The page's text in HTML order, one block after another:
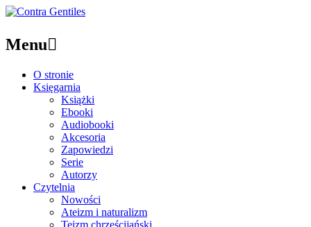
Menu
O stronie
Księgarnia
Książki
Ebooki
Audiobooki
Akcesoria
Zapowiedzi
Serie
Autorzy
Czytelnia
Nowości
Ateizm i naturalizm
Teizm chrześcijański